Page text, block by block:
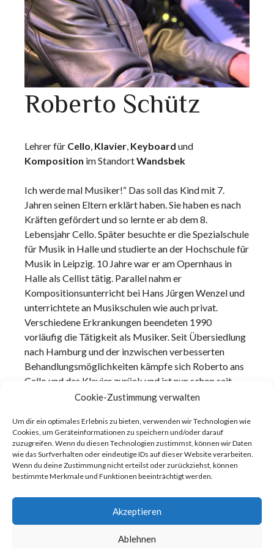
Cookie-Zustimmung verwalten
Um dir ein optimales Erlebnis zu bieten, verwenden wir Technologien wie
Cookies, um Geräteinformationen zu speichern und/oder darauf
zuzugreifen. Wenn du diesen Technologien zustimmst, können wir Daten
wie das Surfverhalten oder eindeutige IDs auf dieser Website verarbeiten.
Wenn du deine Zustimmung nicht erteilst oder zurückziehst, können
bestimmte Merkmale und Funktionen beeinträchtigt werden.
Akzeptieren
Ablehnen
Roberto Schütz
Lehrer für Cello Klavier Keyboard und
Komposition im StandortWandsbek
Ich werde mal Musiker!“ Das soll das Kind mit 7.
Jahren seinen Eltern erklärt haben. Sie haben es nach
Kräften gefördert und so lernte er ab dem 8.
Lebensjahr Cello. Später besuchte er die Spezialschule
für Musik in Halle und studierte an der Hochschule für
Musik in Leipzig. 10 Jahre war er am Opernhaus in
Halle als Cellist tätig. Parallel nahm er
Kompositionsunterricht bei Hans Jürgen Wenzel und
unterrichtete an Musikschulen wie auch privat.
Verschiedene Erkrankungen beendeten 1990
vorläufig die Tätigkeit als Musiker. Seit Übersiedlung
nach Hamburg und der inzwischen verbesserten
Behandlungsmöglichkeiten kämpfe sich Roberto ans
Cello und das Klavier zurück und ist nun schon seit
1998 wieder als Cellist, Musiklehrer, Arrangeur und